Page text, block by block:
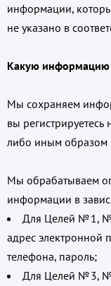
информации,
не указано в
Какую информацию
Мы сохраняем
вы
либо иным образом
Мы обрабатываем
информации в
Для Целей № 1,
адрес электронной
телефона, пароль;
Для Целей № 3, №